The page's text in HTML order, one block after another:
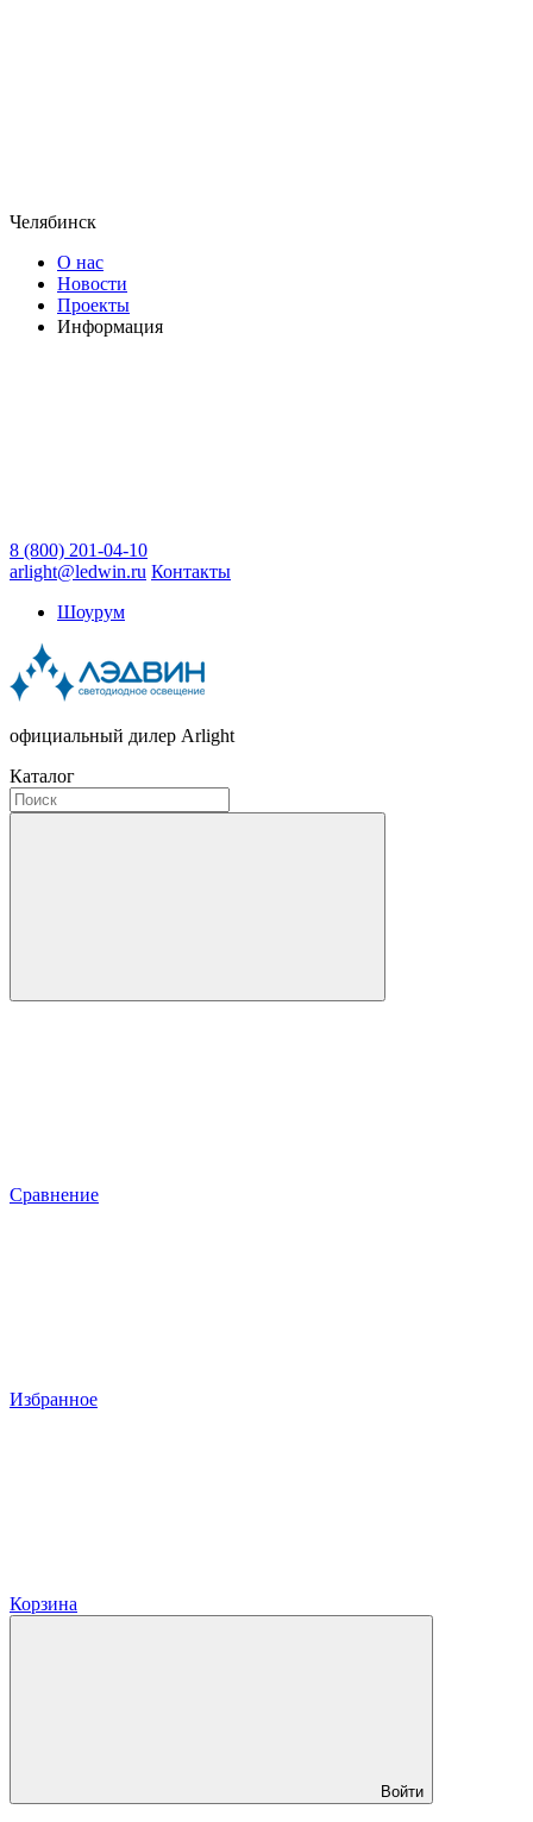
Челябинск
О нас
Новости
Проекты
Информация
8 (800) 201-04-10
arlight@ledwin.ru Контакты
Шоурум
официальный дилер Arlight
Каталог
Сравнение
Избранное
Корзина
Войти